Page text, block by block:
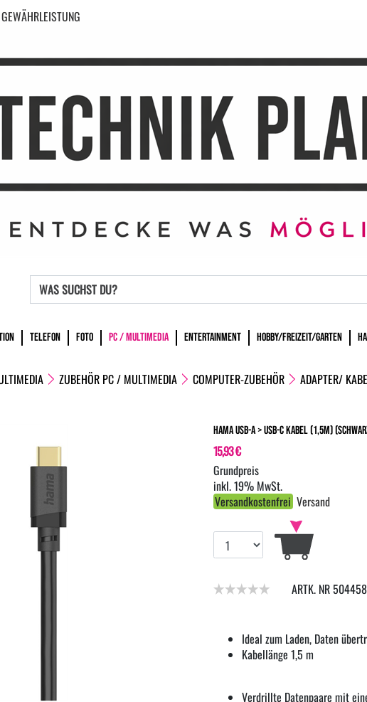
TELEFON FOTO PC / MULTIMEDIA ENTERTAINMENT HOBBY/FREIZEIT/GARTEN
ZUBEHÖR PC / MULTIMEDIA COMPUTER-ZUBEHÖR ADAPTER/
Hama USB-A > USB-C Kabel (1,5m)
ARTK. NR 504458
Ideal zum Laden, Daten
Kabellänge 1,5 m
Verdrillte Datenpaare mit
15,93 €
inkl. 19% MwSt.
Versandkostenfrei Versand